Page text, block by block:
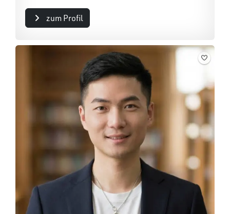
zum Profil